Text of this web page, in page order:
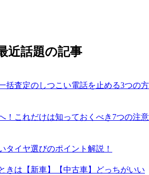
近話題の記事
括査定のしつこい電話を止める3つの方
！これだけは知っておくべき7つの注意
タイヤ選びのポイント解説！
きは【新車】【中古車】どっちがいい